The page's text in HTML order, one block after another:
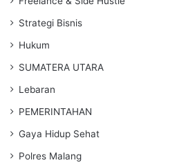
Strategi Bisnis
Hukum
SUMATERA UTARA
Lebaran
PEMERINTAHAN
Gaya Hidup Sehat
Polres Malang